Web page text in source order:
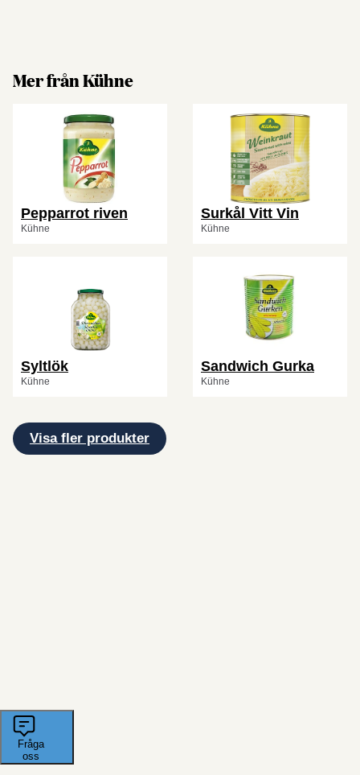
Mer från Kühne
Pepparrot riven
Kühne
Surkål Vitt Vin
Kühne
Syltlök
Kühne
Sandwich Gurka
Kühne
Visa fler produkter